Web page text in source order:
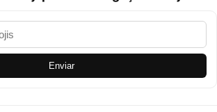
Enviar